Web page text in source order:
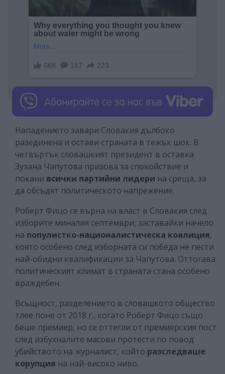
Нападението завари Словакия дълбоко
разединена и остави страната в тежък шок. В
четвъртък словашкият президент в оставка
Зузана Чапутова призова за спокойствие и
покани всички партийни лидери на среща, за
да обсъдят политическото напрежение.
Роберт Фицо се върна на власт в Словакия след
изборите миналия септември, заставайки начело
на популистко-националистическа коалиция,
която особено след изборната си победа не пести
най-обидни квалификации за Чапутова. Оттогава
политическият климат в страната стана особено
враждебен.
Всъщност, разделението в словашкото общество
тлее поне от 2018 г., когато Роберт Фицо също
беше премиер, но се оттегли от премиерския пост
след избухналите масови протести по повод
убийството на журналист, който разследваше
корупция на най-високо ниво.